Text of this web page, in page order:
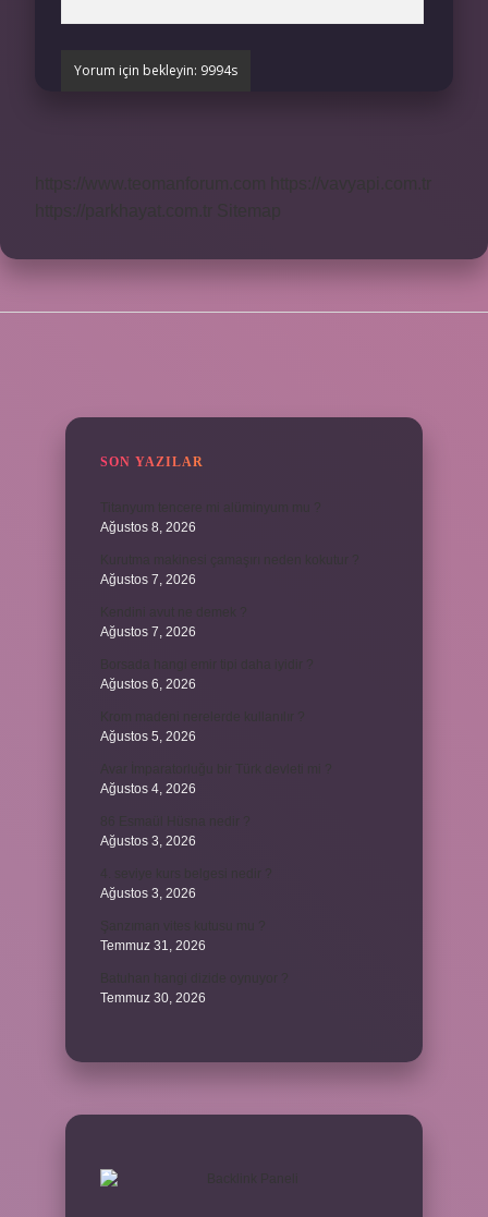
SON YAZILAR
Ağustos 8, 2026
Ağustos 7, 2026
Ağustos 7, 2026
Ağustos 6, 2026
Ağustos 5, 2026
Ağustos 4, 2026
Ağustos 3, 2026
Ağustos 3, 2026
Temmuz 31, 2026
Temmuz 30, 2026